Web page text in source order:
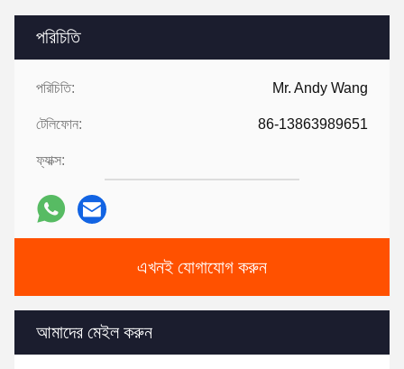
পরিচিতি
পরিচিতি: Mr. Andy Wang
টেলিফোন: 86-13863989651
ফ্যাক্স:
এখনই যোগাযোগ করুন
আমাদের মেইল ​​করুন